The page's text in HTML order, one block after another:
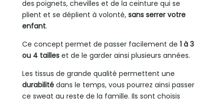
des poignets, chevilles et de la ceinture qui se
plient et se déplient à volonté, sans serrer votre
enfant.
Ce concept permet de passer facilement de 1 à 3
ou 4 tailleset de le garder ainsi plusieurs années.
Les tissus de grande qualité permettent une
durabilitédans le temps, vous pourrez ainsi passer
ce sweat au reste de la famille. Ils sont choisis